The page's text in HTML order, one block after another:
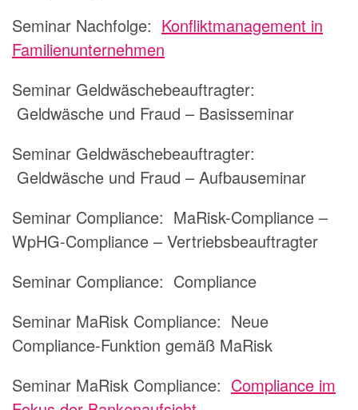
Seminar Nachfolge: Konfliktmanagement in
Familienunternehmen
Seminar Geldwäschebeauftragter:
Geldwäsche und Fraud – Basisseminar
Seminar Geldwäschebeauftragter:
Geldwäsche und Fraud – Aufbauseminar
Seminar Compliance: MaRisk-Compliance –
WpHG-Compliance – Vertriebsbeauftragter
Seminar Compliance: Compliance
Seminar MaRisk Compliance: Neue
Compliance-Funktion gemäß MaRisk
Seminar MaRisk Compliance: Compliance im